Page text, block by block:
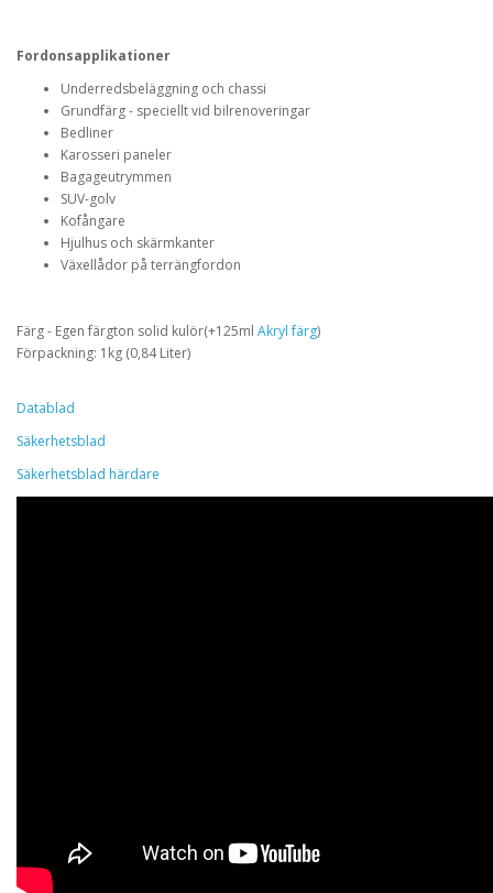
Fordonsapplikationer
Underredsbeläggning och chassi
Grundfärg - speciellt vid bilrenoveringar
Bedliner
Karosseri paneler
Bagageutrymmen
SUV-golv
Kofångare
Hjulhus och skärmkanter
Växellådor på terrängfordon
Färg - Egen färgton solid kulör(+125ml Akryl färg)
Förpackning: 1kg (0,84 Liter)
Datablad
Säkerhetsblad
Säkerhetsblad härdare